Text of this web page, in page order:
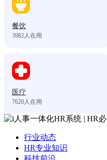
餐饮
3982 人在用
医疗
7620 人在用
行业动态
HR专业知识
科技前沿